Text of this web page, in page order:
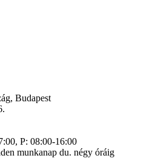
Budapest
P: 08:00-16:00
munkanap du. négy óráig